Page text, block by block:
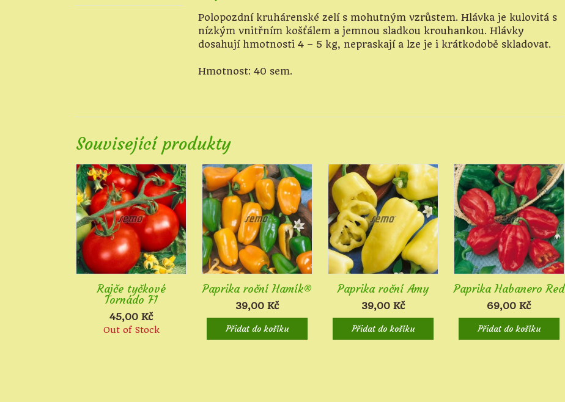
Polopozdní kruhárenské zelí s mohutným vzrůstem. Hlávka je kulovitá s
nízkým vnitřním košťálem a jemnou sladkou krouhankou. Hlávky
dosahují hmotnosti 4 – 5 kg, nepraskají a lze je i krátkodobě skladovat.
Hmotnost: 40 sem.
Související produkty
Rajče tyčkové
Tornádo F1
45,00Kč
Out of Stock
Paprika roční Hamík®
39,00 Kč
Přidat do košíku
Paprika roční Amy
39,00 Kč
Přidat do košíku
Paprika Habanero Red
69,00Kč
Přidat do košíku